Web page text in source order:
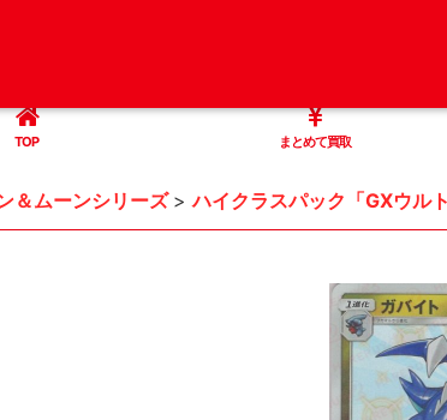
TOP まとめて買取
＆ムーンシリーズ > ハイクラスパック「GXウル